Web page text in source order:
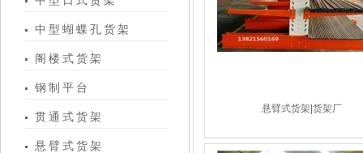
中型蝴蝶孔货架
阁楼式货架
钢制平台
贯通式货架
悬臂式货架
悬臂式货架|货架厂